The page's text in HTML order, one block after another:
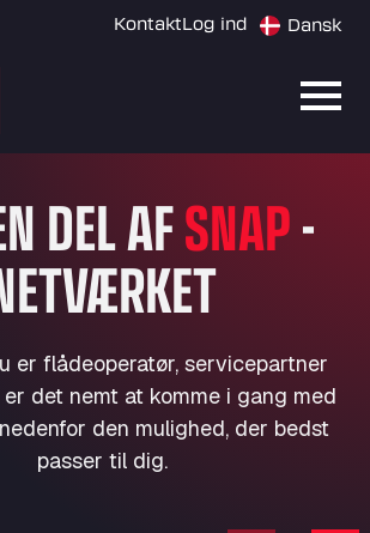
KontaktLog ind Dansk
DEL AFSNAP-
er flådeoperatør, servicepartner
det nemt at komme i gang med
den mulighed, der bedst
passer til dig.